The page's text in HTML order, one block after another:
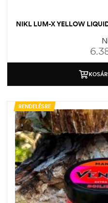
NIKL LUM-X YELLOW
RENDELÉSRE